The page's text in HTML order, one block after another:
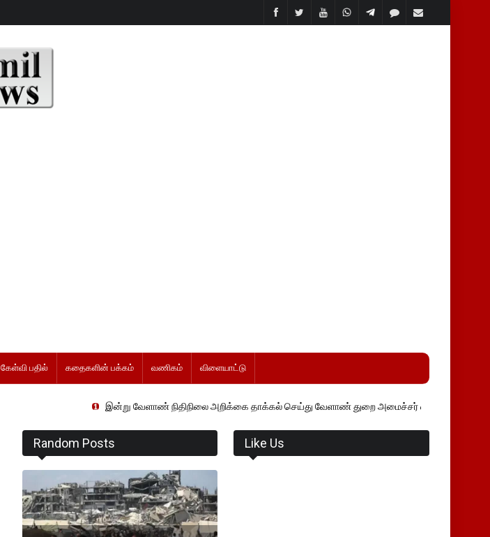
கேள்வி பதில் கதைகளின் பக்கம் வணிகம் விளையாட்டு
இன்று வேளாண் நிதிநிலை அறிக்கை தாக்கல் செய்து வேளாண் துறை அமைச்சர் வினோத் வாசித்து வருகிறார்.
Random Posts Like Us